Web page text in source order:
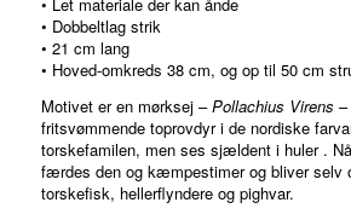
• Let materiale der kan ånde
• Dobbeltlag strik
• 21 cm lang
• Hoved-omkreds 38 cm, og op til 50 cm
Motivet er en mørksej –Pollachius Virens
fritsvømmende toprovdyr i de nordiske
torskefamilen, men ses sjældent i huler .
færdes den og kæmpestimer og bliver selv
torskefisk, hellerflyndere og pighvar.